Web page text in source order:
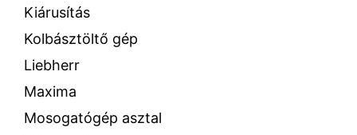
Kiárusítás
Kolbásztöltő gép
Liebherr
Maxima
Mosogatógép asztal